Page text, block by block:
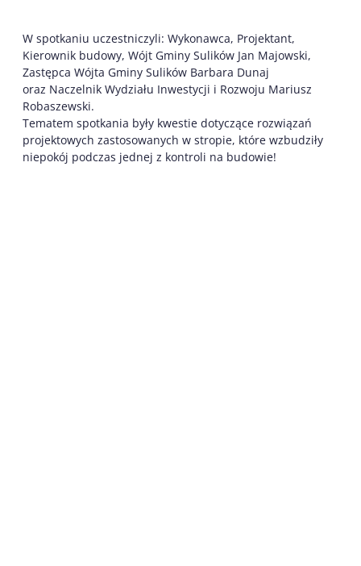
W spotkaniu uczestniczyli: Wykonawca, Projektant,
Kierownik budowy, Wójt Gminy Sulików Jan Majowski,
Zastępca Wójta Gminy Sulików Barbara Dunaj
oraz Naczelnik Wydziału Inwestycji i Rozwoju Mariusz
Robaszewski.
Tematem spotkania były kwestie dotyczące rozwiązań
projektowych zastosowanych w stropie, które wzbudziły
niepokój podczas jednej z kontroli na budowie!